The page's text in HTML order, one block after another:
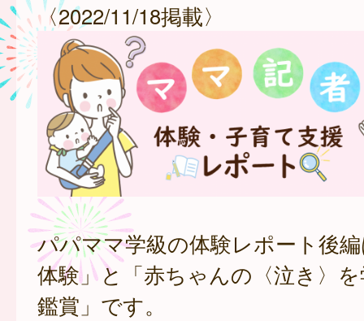
〈2022/11/18掲載〉
パパママ学級の体験レポート後
体験」と「赤ちゃんの〈泣き〉
鑑賞」です。